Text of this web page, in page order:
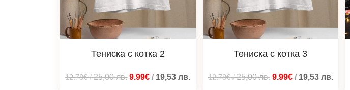
Тениска с котка 2
12.78€/25,00лв. 9.99€ / 19,53лв.
Тениска с котка 3
12.78€/25,00лв. 9.99€/ 19,53 лв.